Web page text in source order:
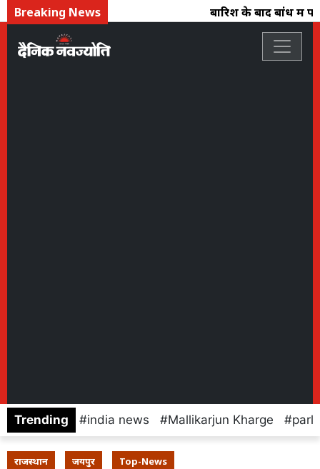
Breaking News बारिश के बाद बांध में
Trending india news Mallikarjun Kharge
राजस्थान जयपुर Top-News